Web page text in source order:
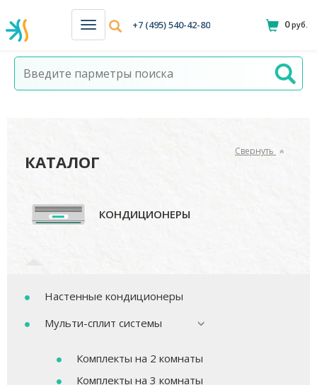
Н
а
в
и
+7 (495) 540-42-80 0руб.
КАТАЛОГ
Свернуть
КОНДИЦИОНЕРЫ
Настенные кондиционеры
Мульти-сплит системы
Комплекты на 2 комнаты
Комплекты на 3 комнаты